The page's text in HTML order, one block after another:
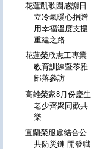
花蓮凱歌園感謝日
立冷氣暖心捐贈
用幸福溫度支援
重建之路
花蓮榮欣志工專業
教育訓練暨苓雅
部落參訪
高雄榮家8月份慶生
老少齊聚同歡共
樂
宜蘭榮服處結合公
共防災鏈 開發職